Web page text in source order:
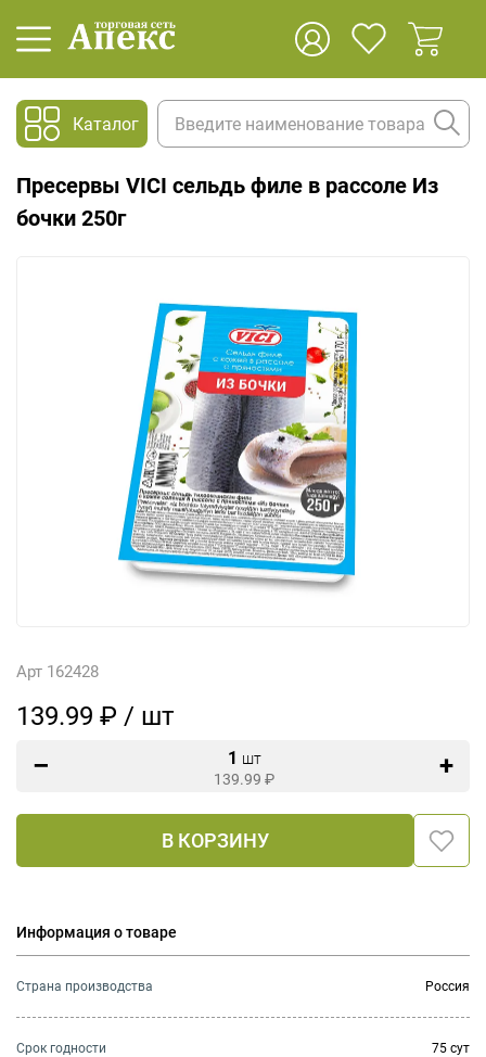
Каталог
Пресервы VICI сельдь филе в рассоле Из
бочки 250г
Арт 162428
139.99 ₽ / шт
1 шт
139.99 ₽
В КОРЗИНУ
Информация о товаре
Страна производства Россия
Cрок годности 75 сут